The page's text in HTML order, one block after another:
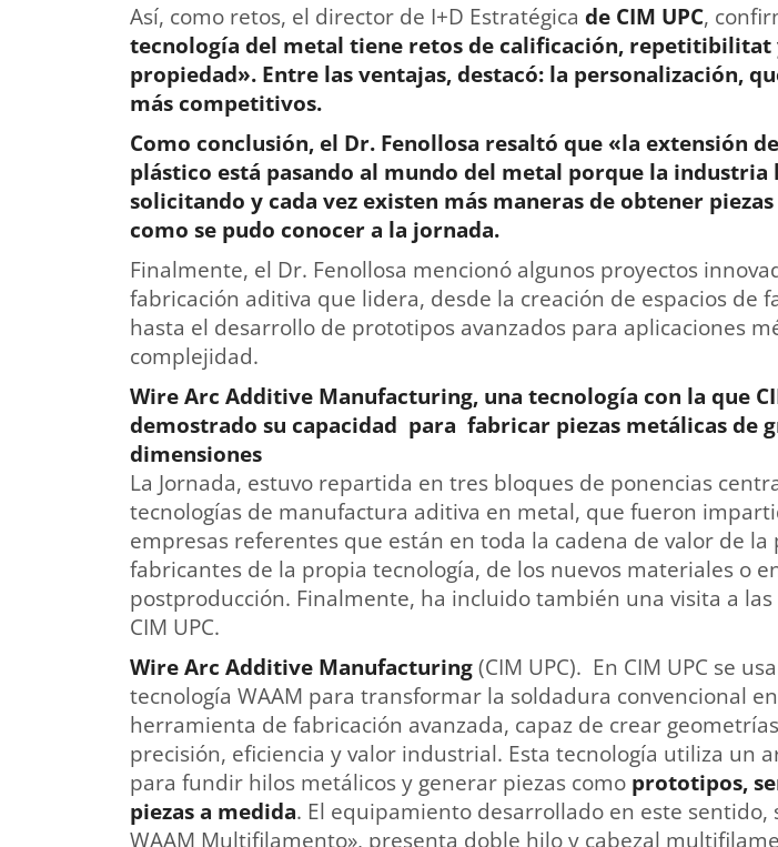
Así, como retos, el director de I+D Estratégica de CIM UPC,
tecnología del metal tiene retos de calificación, repetitibilitat
propiedad». Entre las ventajas, destacó: la personalización,
más competitivos.
Como conclusión, el Dr. Fenollosa resaltó que «la extensión
plástico está pasando al mundo del metal porque la industria
solicitando y cada vez existen más maneras de obtener
como se pudo conocer a la jornada.
Finalmente, el Dr. Fenollosa mencionó algunos proyectos
fabricación aditiva que lidera, desde la creación de espacios de
hasta el desarrollo de prototipos avanzados para aplicaciones
complejidad.
Wire Arc Additive Manufacturing, una tecnología con la que
demostrado su capacidad para fabricar piezas metálicas de
dimensiones
La Jornada, estuvo repartida en tres bloques de ponencias
tecnologías de manufactura aditiva en metal, que fueron
empresas referentes que están en toda la cadena de valor de la
fabricantes de la propia tecnología, de los nuevos materiales o
postproducción. Finalmente, ha incluido también una visita a
CIM UPC.
Wire Arc Additive Manufacturing(CIM UPC). En CIM UPC se
tecnología WAAM para transformar la soldadura convencional
herramienta de fabricación avanzada, capaz de crear
precisión, eficiencia y valor industrial. Esta tecnología utiliza un
para fundir hilos metálicos y generar piezas como prototipos,
piezas a medida. El equipamiento desarrollado en este sentido,
WAAM Multifilamento», presenta doble hilo y cabezal